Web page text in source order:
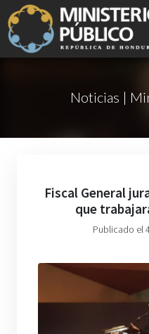
Noticias |
Fiscal General
que
Publicado el